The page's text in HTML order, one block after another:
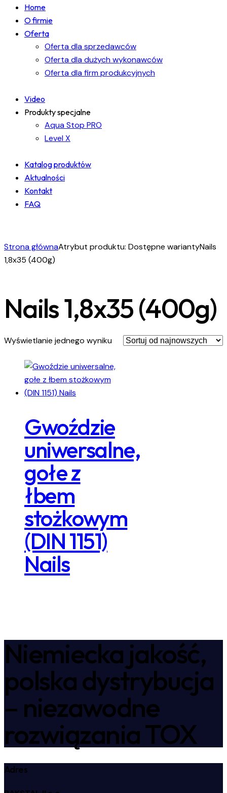
Home
O firmie
Oferta
Oferta dla sprzedawców
Oferta dla dużych wykonawców
Oferta dla firm produkcyjnych
Video
Produkty specjalne
Aqua Stop PRO
Level X
Katalog produktów
Aktualności
Kontakt
FAQ
1
Strona głównaAtrybut produktu: Dostępne wariantyNails
1,8x35 (400g)
Nails 1,8x35 (400g)
Wyświetlanie jednego wyniku
Gwoździe
uniwersalne,
gołe z
łbem
stożkowym
(DIN 1151)
Nails
Niemiecka jakość,
polska dystrybucja
– niezawodne
rozwiązania TOX
Adres